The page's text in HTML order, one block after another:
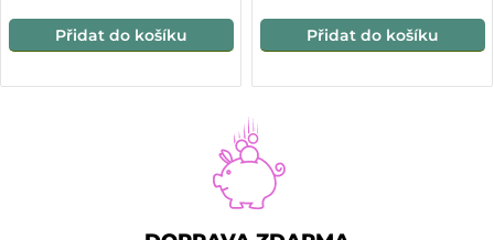
Přidat do košíku Přidat do košíku